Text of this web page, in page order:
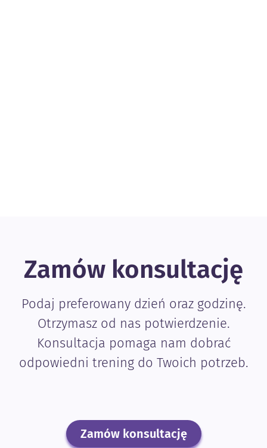
Zamów konsultację
Podaj preferowany dzień oraz godzinę.
Otrzymasz od nas potwierdzenie.
Konsultacja pomaga nam dobrać
odpowiedni trening do Twoich potrzeb.
Zamów konsultację